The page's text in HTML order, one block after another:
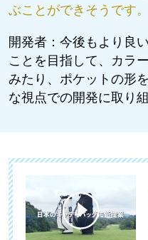
ぶことができそうです。
開発者： 今後もより良
ことを目指して、カラ
みたり、ポケットの形
な視点での開発に取り